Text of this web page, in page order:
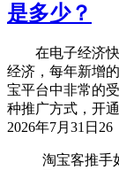
是多少？
在电子经济快
经济，每年新增
宝平台中非常的
种推广方式，开
2026年7月31日 26
淘宝客推手